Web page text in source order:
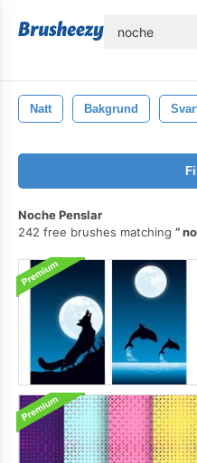
Natt Bakgrund
Noche Penslar
242 free brushes matching